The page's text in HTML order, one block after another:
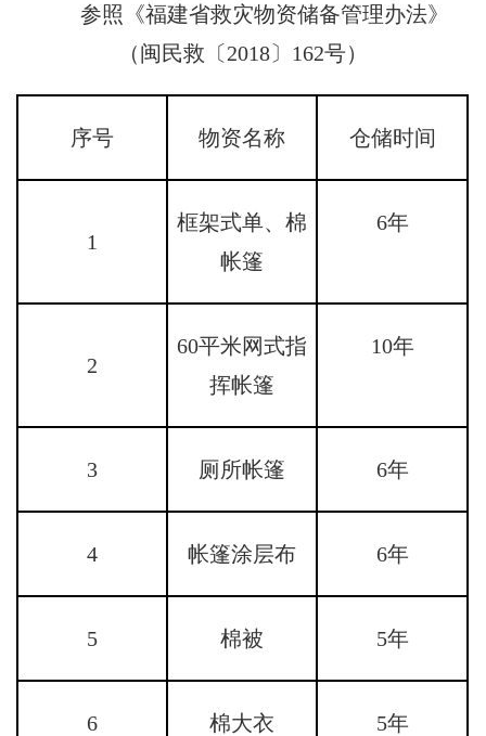
参照《福建省救灾物资储备管理办法》
（闽民救〔2018〕162号）
序号 物资名称 仓储时间
1
框架式单、棉
帐篷
6年
2
60平米网式指
挥帐篷
10年
3 厕所帐篷 6年
4 帐篷涂层布 6年
5 棉被 5年
6 棉大衣 5年